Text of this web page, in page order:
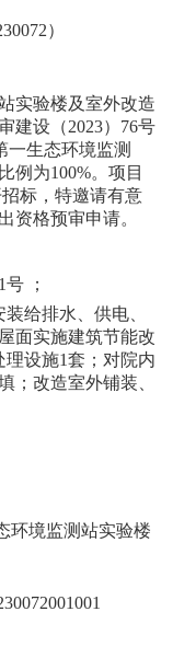
）
实验楼及室外改造
建设（2023）76号
一生态环境监测
例为100%。项目
标，特邀请有意
资格预审申请。
号
；
给排水、供电、
面实施建筑节能改
设施1套；对院内
；改造室外铺装、
环境监测站实验楼